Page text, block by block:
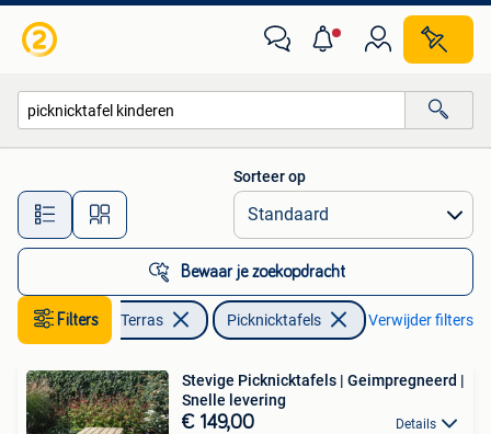
Alle afstanden…
Sorteer op
Bewaar je zoekopdracht
Filters
Tuin en Terras Picknicktafels Verwijder filters
Stevige Picknicktafels | Geimpregneerd |
Snelle levering
€ 149,00 Details